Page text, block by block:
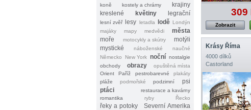
koně
kostely a chrámy
krajiny
kreslené
květiny legrační
lesní zvěř lesy letadla lodě Londýn
majáky
mapy medvědi
města
moře
motocykly a skútry
motýli
mystické
náboženské
naučné
Německo
New York noční nostalgie
obchody
obrazy
opuštěná místa
Orient
Paříž pestrobarevné
plakáty
pláže
podmořské podzimní
psi
ptáci
restaurace a kavárny
romantika
ryby Řecko
řeky a potoky Severní Amerika
309
Zobrazit
Krásy Říma
4000 dílků
Castorland